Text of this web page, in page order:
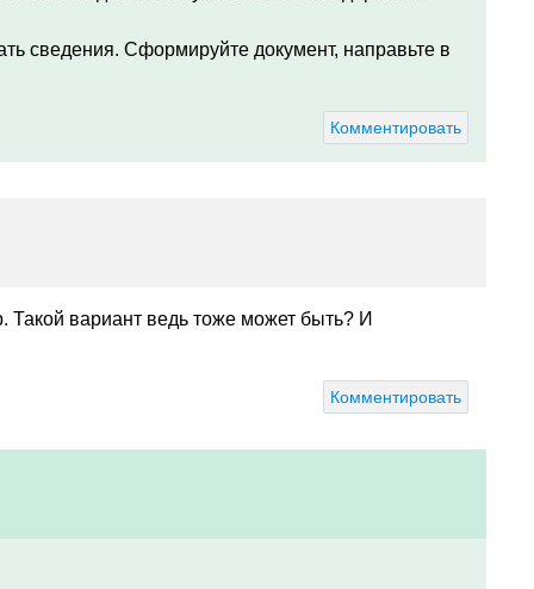
сведения. Сформируйте документ, направьте в
Комментировать
Такой вариант ведь тоже может быть? И
Комментировать